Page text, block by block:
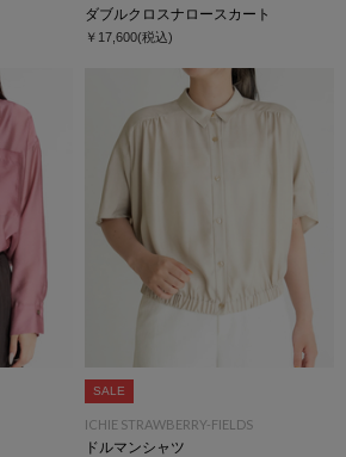
ダブルクロスナロースカート
￥17,600(税込)
SALE
ICHIE STRAWBERRY-FIELDS
ドルマンシャツ